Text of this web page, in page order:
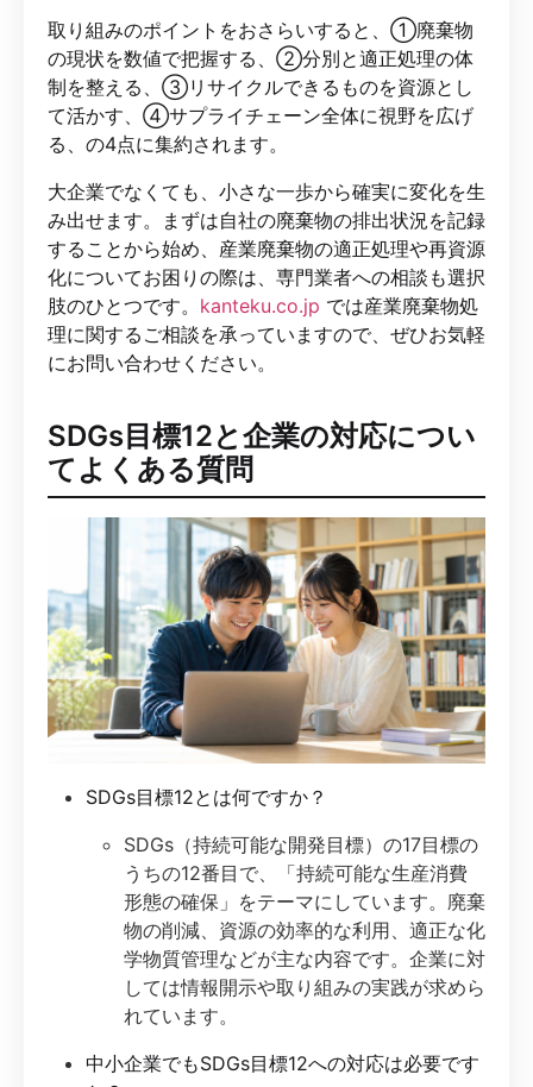
取り組みのポイントをおさらいすると、①廃棄物
の現状を数値で把握する、②分別と適正処理の体
制を整える、③リサイクルできるものを資源とし
て活かす、④サプライチェーン全体に視野を広げ
る、の4点に集約されます。
大企業でなくても、小さな一歩から確実に変化を生
み出せます。まずは自社の廃棄物の排出状況を記録
することから始め、産業廃棄物の適正処理や再資源
化についてお困りの際は、専門業者への相談も選択
肢のひとつです。 kanteku.co.jp では産業廃棄物処
理に関するご相談を承っていますので、ぜひお気軽
にお問い合わせください。
SDGs目標12と企業の対応につい
てよくある質問
SDGs目標12とは何ですか？
SDGs（持続可能な開発目標）の17目標の
うちの12番目で、「持続可能な生産消費
形態の確保」をテーマにしています。廃棄
物の削減、資源の効率的な利用、適正な化
学物質管理などが主な内容です。企業に対
しては情報開示や取り組みの実践が求めら
れています。
中小企業でもSDGs目標12への対応は必要です